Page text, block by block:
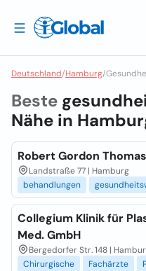
Deutschland/Hamburg/
Beste
Nähe in
Robert Gordon Thomas
Landstraße 77 | Hamburg
behandlungen
Collegium Klinik für
Med. GmbH
Bergedorfer Str. 148 |
Chirurgische
Fachärzte